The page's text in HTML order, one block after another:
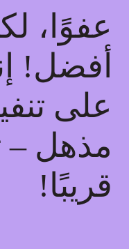
عفوًا،
أفضل!
على
مذهل –
قريبًا!